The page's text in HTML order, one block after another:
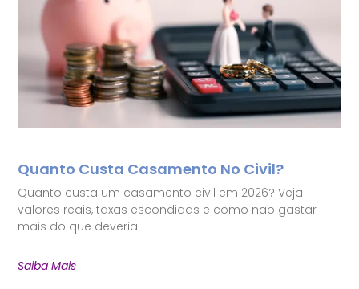
Quanto Custa Casamento No Civil?
Quanto custa um casamento civil em 2026? Veja
valores reais, taxas escondidas e como não gastar
mais do que deveria.
Saiba Mais